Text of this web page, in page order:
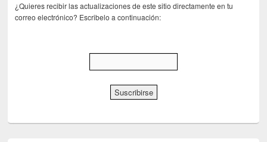
¿Quieres recibir las actualizaciones de este sitio directamente en tu
correo electrónico? Escribelo a continuación: